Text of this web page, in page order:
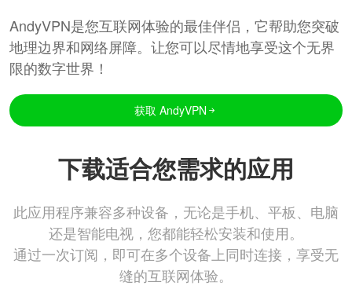
AndyVPN是您互联网体验的最佳伴侣，它帮助您突破
地理边界和网络屏障。让您可以尽情地享受这个无界
限的数字世界！
获取 AndyVPN
下载适合您需求的应用
此应用程序兼容多种设备，无论是手机、平板、电脑
还是智能电视，您都能轻松安装和使用。
通过一次订阅，即可在多个设备上同时连接，享受无
缝的互联网体验。